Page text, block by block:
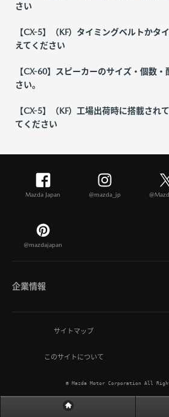
さい
【CX-5】（KF）タイミングベルトかタ
えてください
【CX-60】スピーカーのサイズ・個数
さい。
【CX-5】（KF）工場出荷時に搭載され
てください
Mazda Japan @mazda_jp
@mazdajapan
企業情報
マツダについて
ひとを想う価値創造
サイトマップ
このサイトについて
© Mazda Motor Corporation All